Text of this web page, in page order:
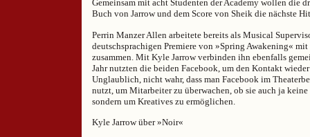
Gemeinsam mit acht Studenten der Academy wollen die
Buch von Jarrow und dem Score von Sheik die nächste
Perrin Manzer Allen arbeitete bereits als Musical
deutschsprachigen Premiere von »Spring Awakening«
zusammen. Mit Kyle Jarrow verbinden ihn ebenfalls
Jahr nutzten die beiden Facebook, um den Kontakt
Unglaublich, nicht wahr, dass man Facebook im
nutzt, um Mitarbeiter zu überwachen, ob sie auch ja
sondern um Kreatives zu ermöglichen.
Kyle Jarrow über »Noir«